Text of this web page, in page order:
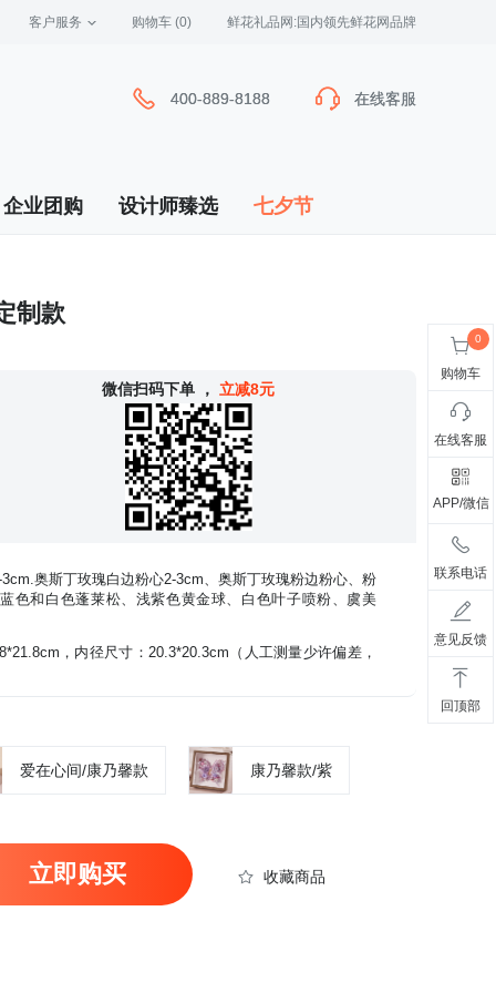
客户服务 购物车 (0) 鲜花礼品网:国内领先鲜花网品牌
400-889-8188 在线客服
400-889-8188 在线客服
企业团购 设计师臻选 七夕节
制款
微信扫码下单 ， 立减8元
奥斯丁玫瑰白边粉心2-3cm、奥斯丁玫瑰粉边粉心、粉
色和白色蓬莱松、浅紫色黄金球、白色叶子喷粉、虞美
，内径尺寸：20.3*20.3cm（人工测量少许偏差，
爱在心间/康乃馨款 康乃馨款/紫
立即购买 收藏商品
购物车
在线客服
APP/微信
联系电话
意见反馈
回顶部